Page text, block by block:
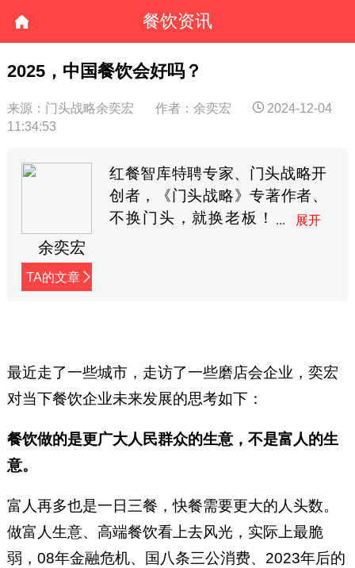
餐饮资讯
2025，中国餐饮会好吗？
来源：门头战略余奕宏 作者：余奕宏
2024-12-04
11:34:53
余奕宏
TA的文章
红餐智库特聘专家、门头战略开
创者，《门头战略》专著作者、
不换门头，就换老板！
最近走了一些城市，走访了一些磨店会企业，奕宏
对当下餐饮企业未来发展的思考如下：
餐饮做的是更广大人民群众的生意，不是富人的生
意。
富人再多也是一日三餐，快餐需要更大的人头数。
做富人生意、高端餐饮看上去风光，实际上最脆
弱，08年金融危机、国八条三公消费、2023年后的